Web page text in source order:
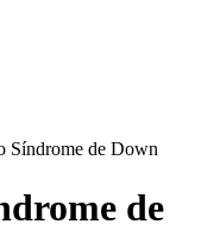
Síndrome de Down
de